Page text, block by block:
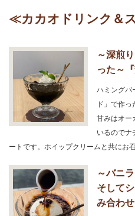
≪カカオドリンク＆
～深煎
った～
ハミングバ
ド」で作っ
甘みはオー
いるのでナ
ートです。ホイップクリームと共にお
～バニ
そして
み合わ